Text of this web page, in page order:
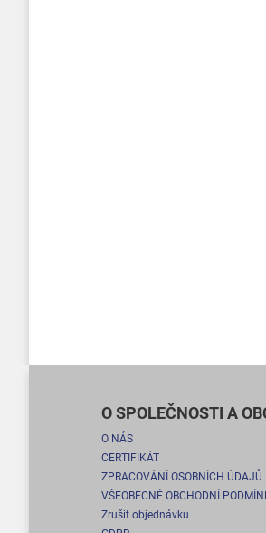
O SPOLEČNOSTI A
O NÁS
CERTIFIKÁT
ZPRACOVÁNÍ OSOBNÍCH ÚDAJŮ
VŠEOBECNÉ OBCHODNÍ
Zrušit objednávku